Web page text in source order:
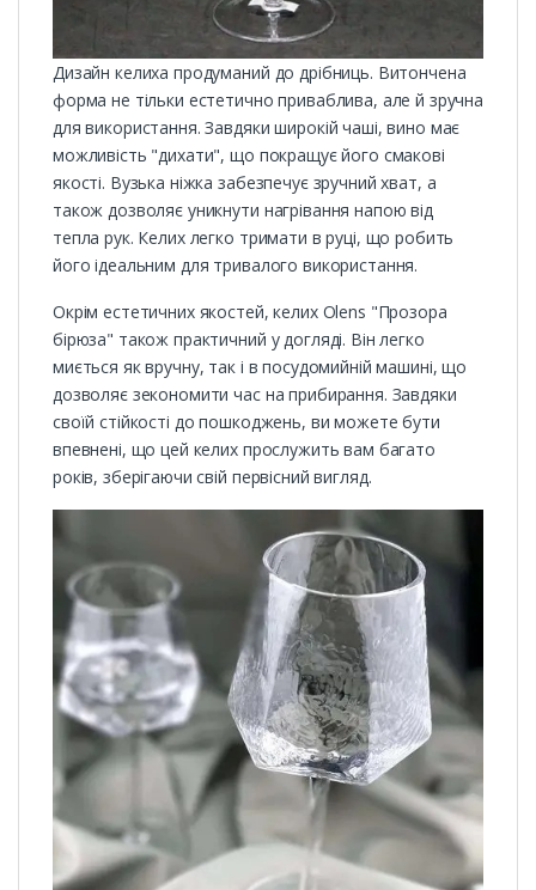
Дизайн келиха продуманий до дрібниць. Витончена
форма не тільки естетично приваблива, але й зручна
для використання. Завдяки широкій чаші, вино має
можливість "дихати", що покращує його смакові
якості. Вузька ніжка забезпечує зручний хват, а
також дозволяє уникнути нагрівання напою від
тепла рук. Келих легко тримати в руці, що робить
його ідеальним для тривалого використання.
Окрім естетичних якостей, келих Olens "Прозора
бірюза" також практичний у догляді. Він легко
миється як вручну, так і в посудомийній машині, що
дозволяє зекономити час на прибирання. Завдяки
своїй стійкості до пошкоджень, ви можете бути
впевнені, що цей келих прослужить вам багато
років, зберігаючи свій первісний вигляд.